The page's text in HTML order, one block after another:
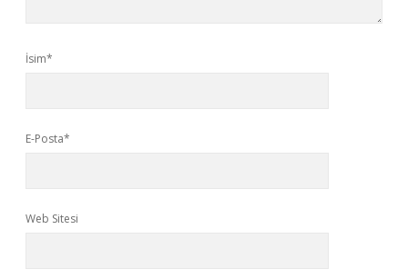
İsim*
E-Posta*
Web Sitesi